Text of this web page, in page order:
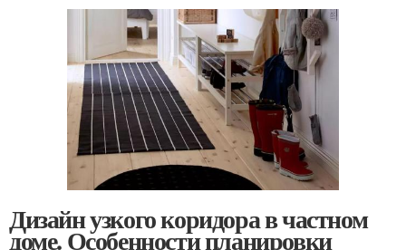
Дизайн узкого коридора в частном
доме. Особенности планировки